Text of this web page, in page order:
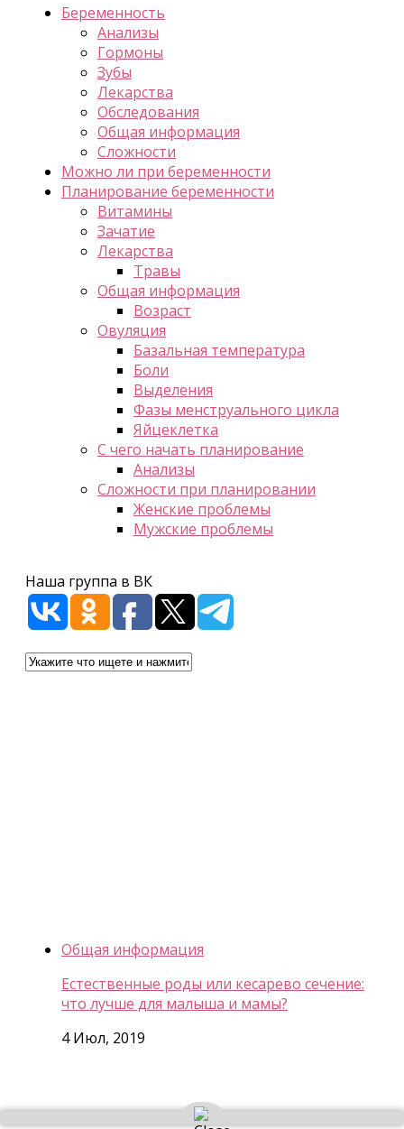
Беременность
Анализы
Гормоны
Зубы
Лекарства
Обследования
Общая информация
Сложности
Можно ли при беременности
Планирование беременности
Витамины
Зачатие
Лекарства
Травы
Общая информация
Возраст
Овуляция
Базальная температура
Боли
Выделения
Фазы менструального цикла
Яйцеклетка
С чего начать планирование
Анализы
Сложности при планировании
Женские проблемы
Мужские проблемы
Наша группа в ВК
Общая информация
Естественные роды или кесарево сечение:
что лучше для малыша и мамы?
4 Июл, 2019